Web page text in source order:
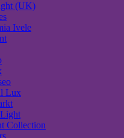
(UK)
Ivele
Lux
Collection